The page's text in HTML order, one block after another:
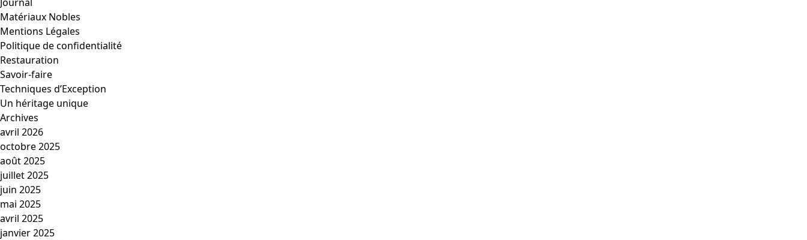
Matériaux Nobles
Mentions Légales
Politique de confidentialité
Restauration
Savoir-faire
Techniques d’Exception
Un héritage unique
Archives
avril 2026
octobre 2025
août 2025
juillet 2025
juin 2025
mai 2025
avril 2025
janvier 2025